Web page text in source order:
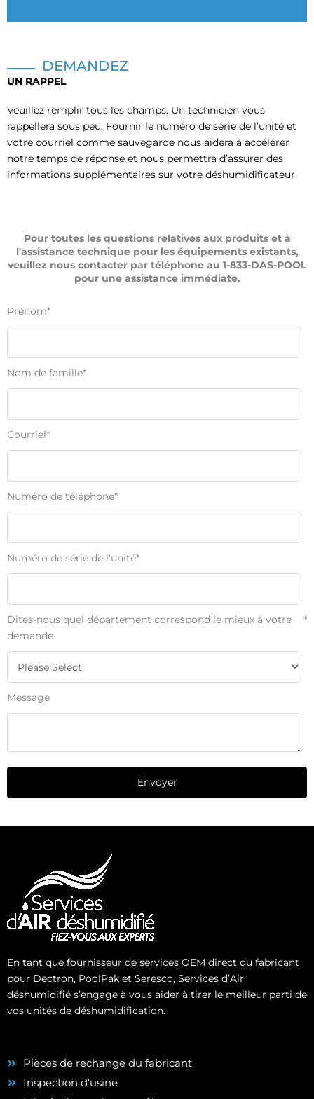
DEMANDEZ
UN RAPPEL
Veuillez remplir tous les champs. Un technicien vous
rappellera sous peu. Fournir le numéro de série de l’unité et
votre courriel comme sauvegarde nous aidera à accélérer
notre temps de réponse et nous permettra d’assurer des
informations supplémentaires sur votre déshumidificateur.
Pour toutes les questions relatives aux produits et à
l'assistance technique pour les équipements existants,
veuillez nous contacter par téléphone au 1-833-DAS-POOL
pour une assistance immédiate.
Prénom*
Nom de famille*
Courriel*
Numéro de téléphone*
Numéro de série de l'unité*
Dites-nous quel département correspond le mieux à votre
demande
*
Message
En tant que fournisseur de services OEM direct du fabricant
pour Dectron, PoolPak et Seresco, Services d’Air
déshumidifié s’engage à vous aider à tirer le meilleur parti de
vos unités de déshumidification.
Pièces de rechange du fabricant
Inspection d’usine